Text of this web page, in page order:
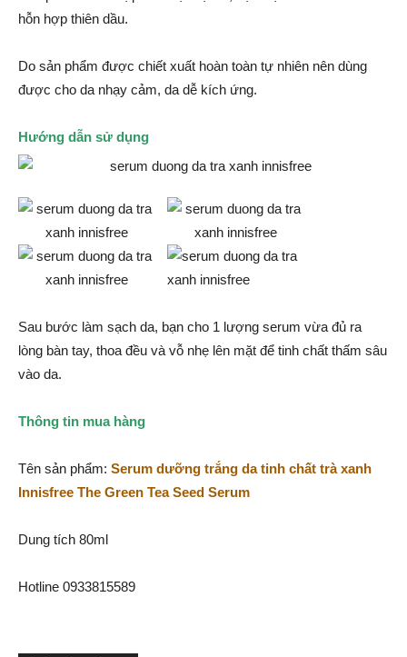
hỗn hợp thiên dầu.
Do sản phẩm được chiết xuất hoàn toàn tự nhiên nên dùng
được cho da nhạy cảm, da dễ kích ứng.
Hướng dẫn sử dụng
Sau bước làm sạch da, bạn cho 1 lượng serum vừa đủ ra
lòng bàn tay, thoa đều và vỗ nhẹ lên mặt để tinh chất thấm sâu
vào da.
Thông tin mua hàng
Tên sản phẩm: Serum dưỡng trắng da tinh chất trà xanh
Innisfree The Green Tea Seed Serum
Dung tích 80ml
Hotline 0933815589